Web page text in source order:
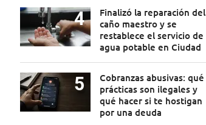
Finalizó la reparación del
caño maestro y se
restablece el servicio de
agua potable en Ciudad
Cobranzas abusivas: qué
prácticas son ilegales y
qué hacer si te hostigan
por una deuda